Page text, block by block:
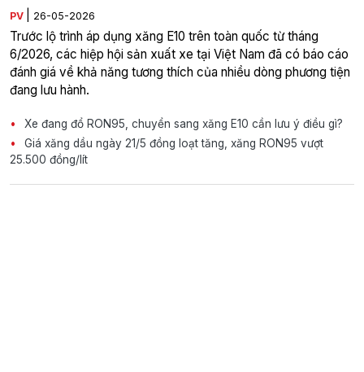
PV 26-05-2026
Trước lộ trình áp dụng xăng E10 trên toàn quốc từ tháng
6/2026, các hiệp hội sản xuất xe tại Việt Nam đã có báo cáo
đánh giá về khả năng tương thích của nhiều dòng phương tiện
đang lưu hành.
Xe đang đổ RON95, chuyển sang xăng E10 cần lưu ý điều gì?
Giá xăng dầu ngày 21/5 đồng loạt tăng, xăng RON95 vượt
25.500 đồng/lít